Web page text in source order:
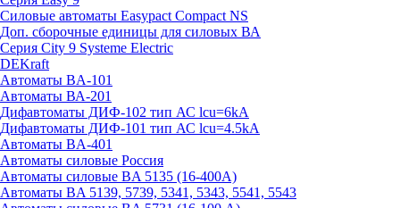
Силовые автоматы Easypact Compact NS
Доп. сборочные единицы для силовых ВА
Серия City 9 Systeme Electric
DEKraft
Автоматы BA-101
Автоматы ВА-201
Дифавтоматы ДИФ-102 тип АС lcu=6kA
Дифавтоматы ДИФ-101 тип АС lcu=4.5kA
Автоматы BA-401
Автоматы силовые Россия
Автоматы силовые BA 5135 (16-400А)
Автоматы BA 5139, 5739, 5341, 5343, 5541, 5543